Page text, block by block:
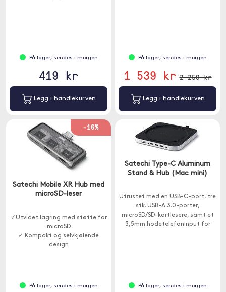
På lager, sendes i morgen
419 kr
Legg i handlekurven
På lager, sendes i morgen
1 539 kr 2 259 kr
Legg i handlekurven
-16%
Satechi Mobile XR Hub med
microSD-leser
✓Utvidet lagring med støtte for
microSD
✓ Kompakt og selvkjølende
design
På lager, sendes i morgen
Satechi Type-C Aluminum
Stand & Hub (Mac mini)
Utrustet med en USB-C-port, tre
stk. USB-A 3.0-porter,
microSD/SD-kortlesere, samt et
3,5mm hodetelefoninput for
På lager, sendes i morgen